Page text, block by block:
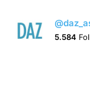
5.584